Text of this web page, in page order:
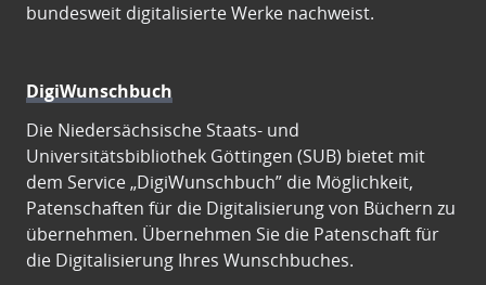
bundesweit digitalisierte Werke nachweist.
DigiWunschbuch
Die Niedersächsische Staats- und
Universitätsbibliothek Göttingen (SUB) bietet mit
dem Service „DigiWunschbuch” die Möglichkeit,
Patenschaften für die Digitalisierung von Büchern zu
übernehmen. Übernehmen Sie die Patenschaft für
die Digitalisierung Ihres Wunschbuches.